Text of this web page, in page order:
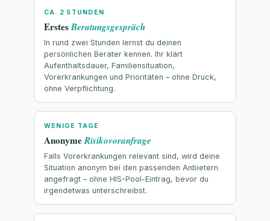
CA. 2 STUNDEN
ErstesBeratungsgespräch
In rund zwei Stunden lernst du deinen
persönlichen Berater kennen. Ihr klärt
Aufenthaltsdauer, Familiensituation,
Vorerkrankungen und Prioritäten – ohne Druck,
ohne Verpflichtung.
WENIGE TAGE
AnonymeRisikovoranfrage
Falls Vorerkrankungen relevant sind, wird deine
Situation anonym bei den passenden Anbietern
angefragt – ohne HIS-Pool-Eintrag, bevor du
irgendetwas unterschreibst.